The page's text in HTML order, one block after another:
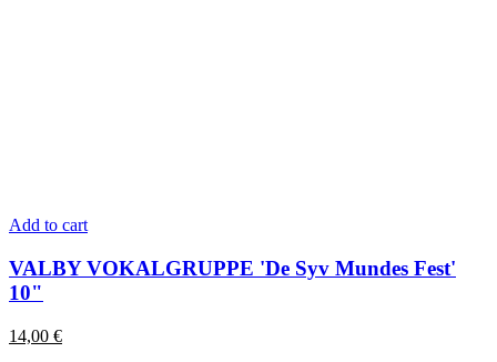
Add to cart
VALBY VOKALGRUPPE 'De Syv Mundes Fest'
10"
14,00 €